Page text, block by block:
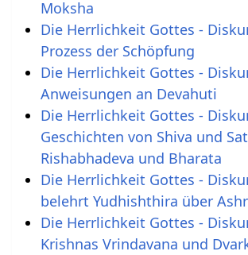
Moksha
Die Herrlichkeit Gottes -
Prozess der Schöpfung
Die Herrlichkeit Gottes -
Anweisungen an Devahuti
Die Herrlichkeit Gottes -
Geschichten von Shiva und
Rishabhadeva und Bharata
Die Herrlichkeit Gottes -
belehrt Yudhishthira über
Die Herrlichkeit Gottes -
Krishnas Vrindavana und